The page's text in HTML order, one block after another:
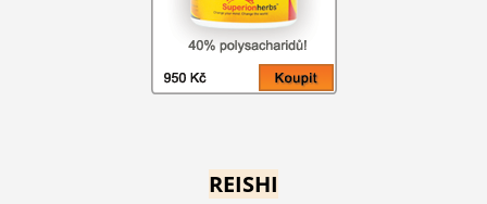
REISHI